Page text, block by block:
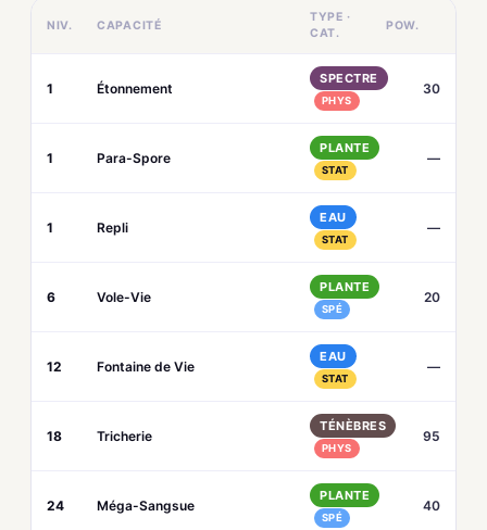
NIV. CAPACITÉ
TYPE ·
CAT.
POW.
1 Étonnement
SPECTRE
PHYS
30
1 Para-Spore
PLANTE
STAT
—
1 Repli
EAU
STAT
—
6 Vole-Vie
PLANTE
SPÉ
20
12 Fontaine de Vie
EAU
STAT
—
18 Tricherie
TÉNÈBRES
PHYS
95
24 Méga-Sangsue
PLANTE
SPÉ
40